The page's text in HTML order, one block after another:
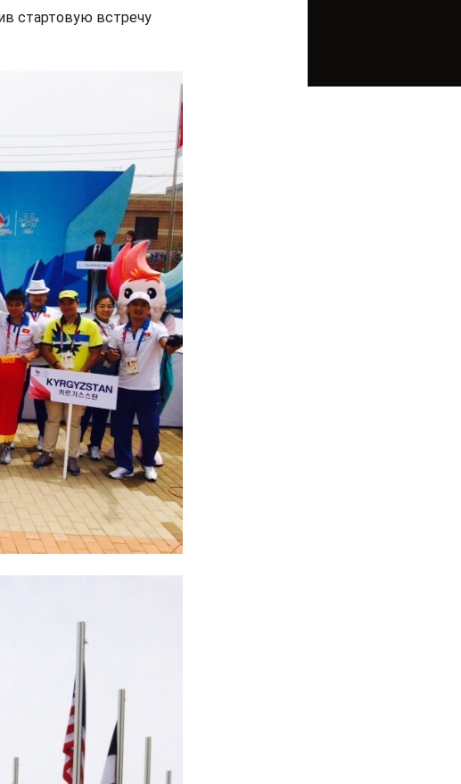
стартовую встречу